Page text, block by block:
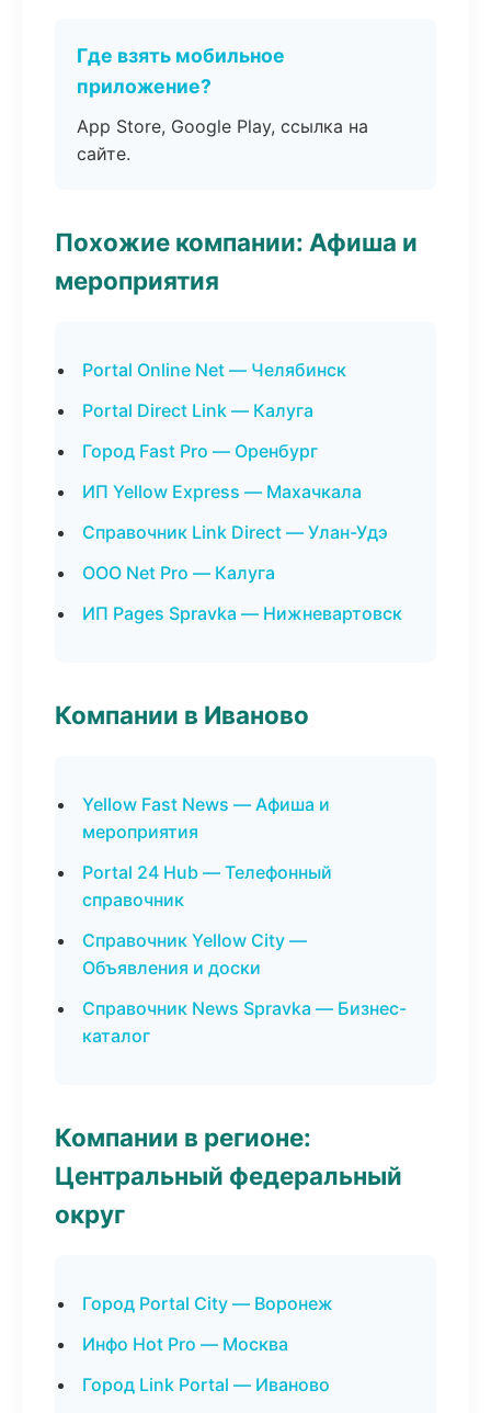
Где взять мобильное
приложение?
App Store, Google Play, ссылка на
сайте.
Похожие компании: Афиша и
мероприятия
Portal Online Net — Челябинск
Portal Direct Link — Калуга
Город Fast Pro — Оренбург
ИП Yellow Express — Махачкала
Справочник Link Direct — Улан-Удэ
ООО Net Pro — Калуга
ИП Pages Spravka — Нижневартовск
Компании в Иваново
Yellow Fast News — Афиша и
мероприятия
Portal 24 Hub — Телефонный
справочник
Справочник Yellow City —
Объявления и доски
Справочник News Spravka — Бизнес-
каталог
Компании в регионе:
Центральный федеральный
округ
Город Portal City — Воронеж
Инфо Hot Pro — Москва
Город Link Portal — Иваново